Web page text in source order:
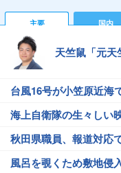
主要 国内
天竺鼠「元
台風16号が小笠原近海
海上自衛隊の生々しい
秋田県職員、報道対応
風呂を覗くため敷地侵